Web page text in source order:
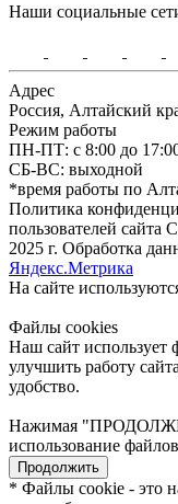
Наши социальные
Адрес
Россия, Алтайский
Режим работы
ПН-ПТ: с 8:00 до
СБ-ВС: выходной
*время работы по
Политика
пользователей сайта
2025 г. Обработка
Яндекс.Метрика
На сайте
Файлы cookies
Наш сайт
улучшить работу
удобство.
Нажимая
использование
Продолжить
* Файлы cookie - это